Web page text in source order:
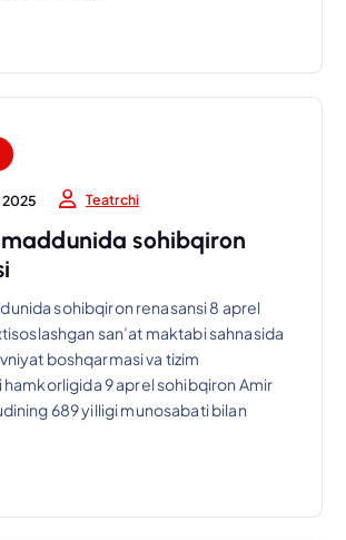
Teatrchi
sohibqiron
sohibqiron renasansi 8 aprel
san’at maktabi sahnasida
boshqarmasi va tizim
9 aprel sohibqiron Amir
689 yilligi munosabati bilan